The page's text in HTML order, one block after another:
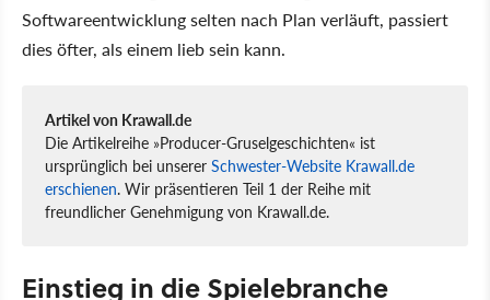
Softwareentwicklung selten nach Plan verläuft, passiert
dies öfter, als einem lieb sein kann.
Artikel von Krawall.de
Die Artikelreihe »Producer-Gruselgeschichten« ist
ursprünglich bei unserer Schwester-Website Krawall.de
erschienen. Wir präsentieren Teil 1 der Reihe mit
freundlicher Genehmigung von Krawall.de.
Einstieg in die Spielebranche